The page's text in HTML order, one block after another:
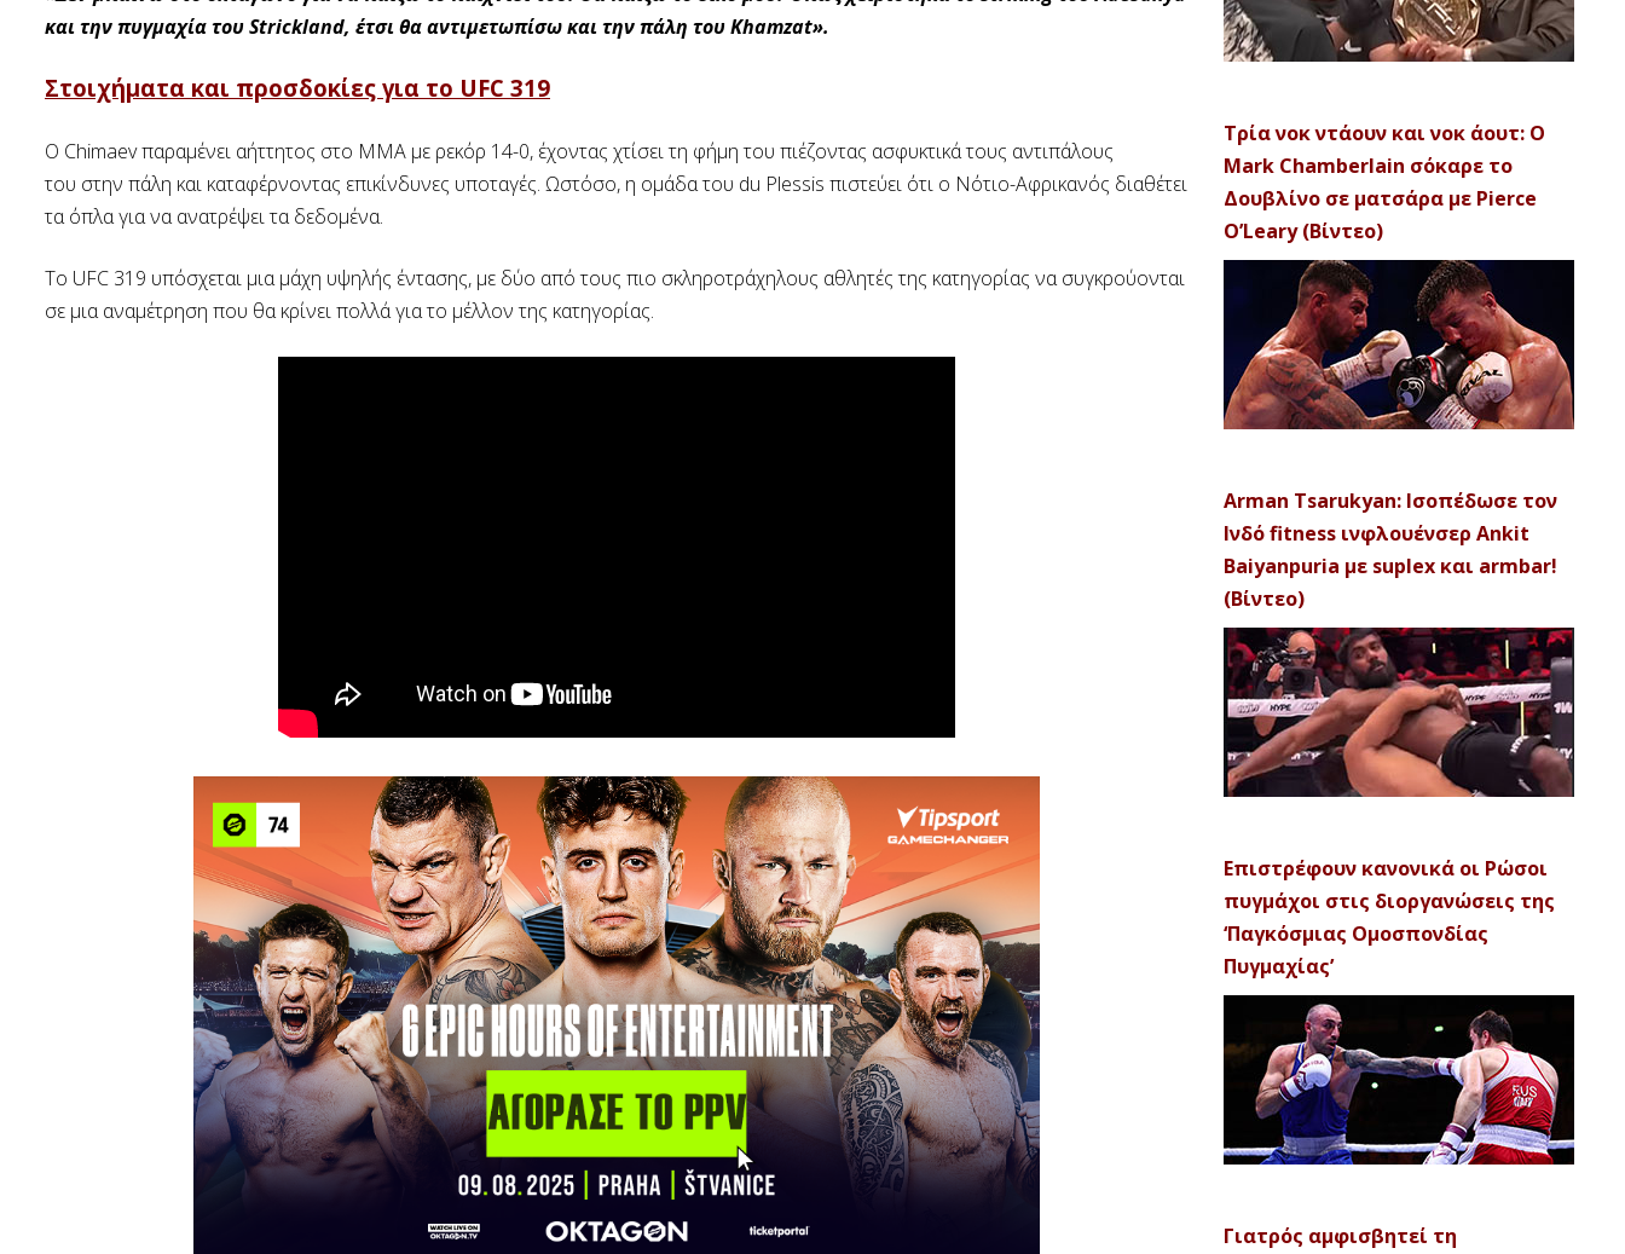
και την πυγμαχία του Strickland, έτσι θα αντιμετωπίσω και την πάλη του Khamzat».
Στοιχήματα και προσδοκίες για το UFC 319
Ο Chimaev παραμένει αήττητος στο MMA με ρεκόρ 14-0, έχοντας χτίσει τη φήμη του πιέζοντας ασφυκτικά τους αντιπάλους
του στην πάλη και καταφέρνοντας επικίνδυνες υποταγές. Ωστόσο, η ομάδα του du Plessis πιστεύει ότι ο Νότιο-Αφρικανός διαθέτει
τα όπλα για να ανατρέψει τα δεδομένα.
Το UFC 319 υπόσχεται μια μάχη υψηλής έντασης, με δύο από τους πιο σκληροτράχηλους αθλητές της κατηγορίας να συγκρούονται
σε μια αναμέτρηση που θα κρίνει πολλά για το μέλλον της κατηγορίας.
Τρία νοκ ντάουν και νοκ άουτ: Ο
Mark Chamberlain σόκαρε το
Δουβλίνο σε ματσάρα με Pierce
O’Leary (Βίντεο)
Arman Tsarukyan: Ισοπέδωσε τον
Ινδό fitness ινφλουένσερ Ankit
Baiyanpuria με suplex και armbar!
(Βίντεο)
Επιστρέφουν κανονικά οι Ρώσοι
πυγμάχοι στις διοργανώσεις της
‘Παγκόσμιας Ομοσπονδίας
Πυγμαχίας’
Γιατρός αμφισβητεί τη